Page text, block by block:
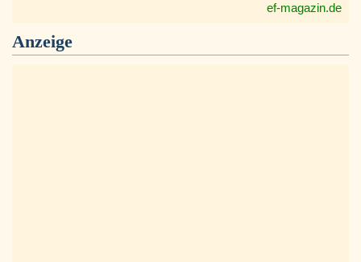
ef-magazin.de
Anzeige